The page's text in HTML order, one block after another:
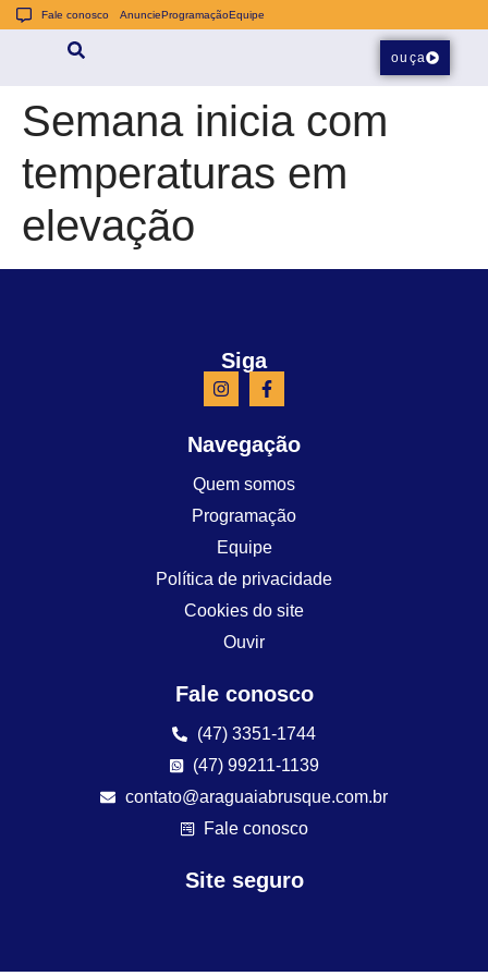
Fale conosco AnuncieProgramaçãoEquipe
ouça
Semana inicia com
temperaturas em
elevação
Siga
Navegação
Quem somos
Programação
Equipe
Política de privacidade
Cookies do site
Ouvir
Fale conosco
(47) 3351-1744
(47) 99211-1139
contato@araguaiabrusque.com.br
Fale conosco
Site seguro